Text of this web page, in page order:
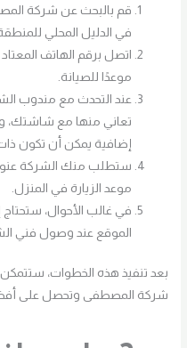
قم بالبحث عن شركة
في الدليل المحلي
اتصل برقم الهاتف
موعدًا للصيانة.
عند التحدث مع مندوب
تعاني منها مع شاشتك،
إضافية يمكن أن تكون
ستطلب منك الشركة
موعد الزيارة في المنزل.
في غالب الأحوال،
الموقع عند وصول فني
بعد تنفيذ هذه الخطوات،
شركة المصطفى وتحصل على